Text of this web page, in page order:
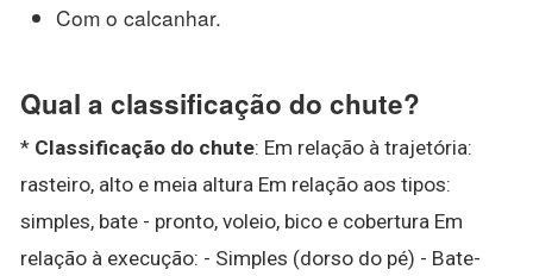
Com o calcanhar.
Qual a classificação do chute?
* Classificação do chute: Em relação à trajetória:
rasteiro, alto e meia altura Em relação aos tipos:
simples, bate - pronto, voleio, bico e cobertura Em
relação à execução: - Simples (dorso do pé) - Bate-